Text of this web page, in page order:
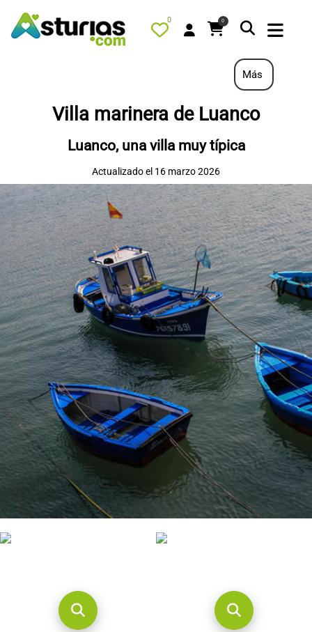
0 0
QUÉ HACER
ALOJAMIENTOS
RESTAURANTES
TURISMO ACTIVO
TIENDA
AGENDA
OFERTAS
CONTACTO
Más
Villa marinera de Luanco
Luanco, una villa muy típica
Actualizado el 16 marzo 2026